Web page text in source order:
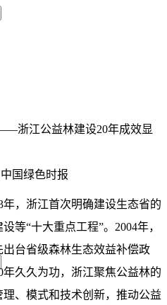
浙江公益林建设20年成效显
国绿色时报
，浙江首次明确建设生态省的
等“十大重点工程”。2004年，
台省级森林生态效益补偿政
久久为功，浙江聚焦公益林的
、模式和技术创新，推动公益